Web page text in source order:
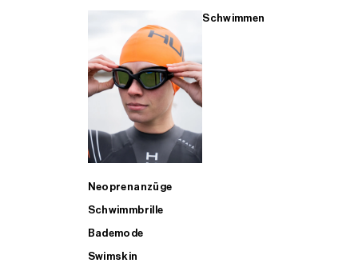
Schwimmen
Neoprenanzüge
Schwimmbrille
Bademode
Swimskin